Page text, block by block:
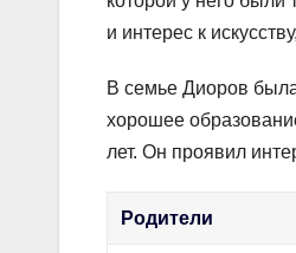
и интерес к
В семье Диоров была
хорошее
лет. Он проявил
Родители